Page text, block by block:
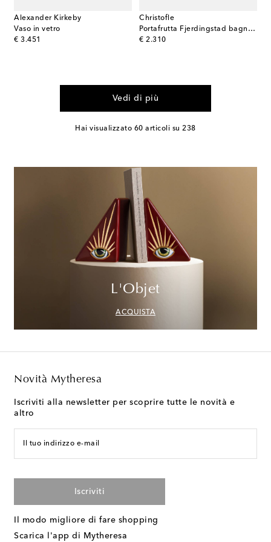
Alexander Kirkeby
Vaso in vetro
€ 3.451
original price
Christofle
Portafrutta Fjerdingstad bagnato in argento by Christian Fjerdingsta
€ 2.310
original price
Vedi di più
Hai visualizzato 60 articoli su 238
L'Objet
ACQUISTA
Novità Mytheresa
Iscriviti alla newsletter per scoprire tutte le novità e
altro
Il tuo indirizzo e-mail
Iscriviti
Il modo migliore di fare shopping
Scarica l'app di Mytheresa